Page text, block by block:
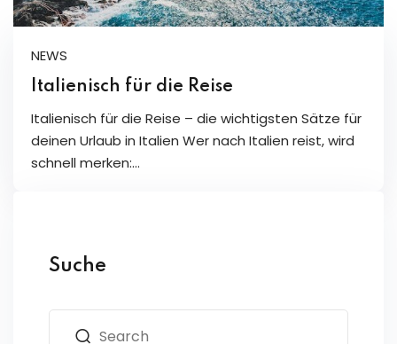
NEWS
Italienisch für die Reise
Italienisch für die Reise – die wichtigsten Sätze für
deinen Urlaub in Italien Wer nach Italien reist, wird
schnell merken:…
Suche